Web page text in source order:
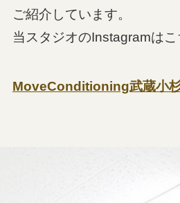
ご紹介しています。
当スタジオのInstagramは
MoveConditioning武蔵小